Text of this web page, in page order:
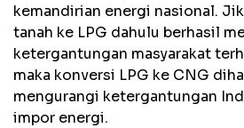
kemandirian energi nasional.
tanah ke LPG dahulu berhasil
ketergantungan masyarakat
maka konversi LPG ke CNG
mengurangi ketergantungan
impor energi.